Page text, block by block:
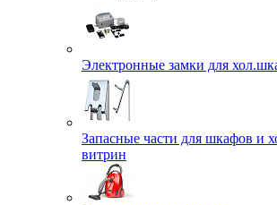
Электронные замки для
Запасные части для шкафов и
витрин